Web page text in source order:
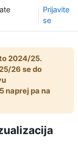
Prijavite
se
2024/25.
26 se do
naprej pa na